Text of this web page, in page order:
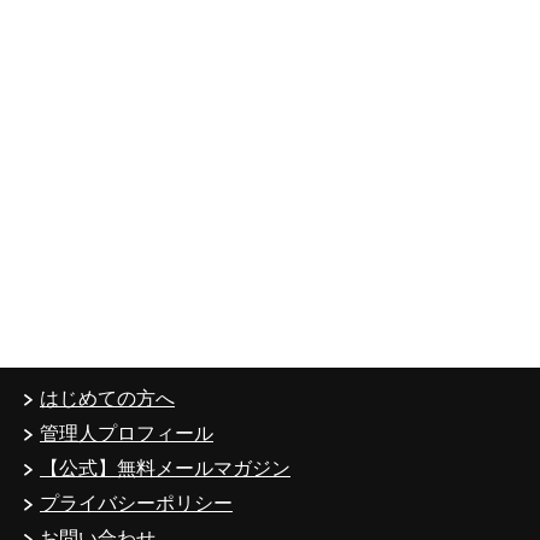
はじめての方へ
管理人プロフィール
【公式】無料メールマガジン
プライバシーポリシー